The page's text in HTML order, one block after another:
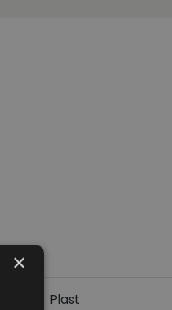
Plast
×